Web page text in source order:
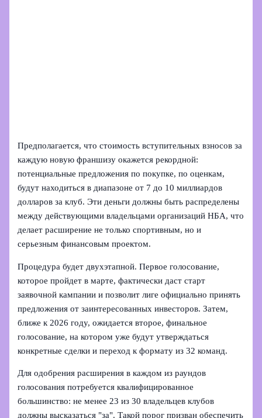
Предполагается, что стоимость вступительных взносов за
каждую новую франшизу окажется рекордной:
потенциальные предложения по покупке, по оценкам,
будут находиться в диапазоне от 7 до 10 миллиардов
долларов за клуб. Эти деньги должны быть распределены
между действующими владельцами организаций НБА, что
делает расширение не только спортивным, но и
серьезным финансовым проектом.
Процедура будет двухэтапной. Первое голосование,
которое пройдет в марте, фактически даст старт
заявочной кампании и позволит лиге официально принять
предложения от заинтересованных инвесторов. Затем,
ближе к 2026 году, ожидается второе, финальное
голосование, на котором уже будут утверждаться
конкретные сделки и переход к формату из 32 команд.
Для одобрения расширения в каждом из раундов
голосования потребуется квалифицированное
большинство: не менее 23 из 30 владельцев клубов
должны высказаться "за". Такой порог призван обеспечить